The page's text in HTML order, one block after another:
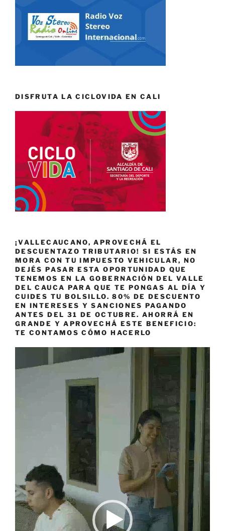
DISFRUTA LA CICLOVIDA EN CALI
¡VALLECAUCANO, APROVECHÁ EL
DESCUENTAZO TRIBUTARIO! SI ESTÁS EN
MORA CON TU IMPUESTO VEHICULAR, NO
DEJÉS PASAR ESTA OPORTUNIDAD QUE
TENEMOS EN LA GOBERNACIÓN DEL VALLE
DEL CAUCA PARA QUE TE PONGAS AL DÍA Y
CUIDES TU BOLSILLO. 80% DE DESCUENTO
EN INTERESES Y SANCIONES PAGANDO
ANTES DEL 31 DE OCTUBRE. AHORRÁ EN
GRANDE Y APROVECHÁ ESTE BENEFICIO:
TE CONTAMOS CÓMO HACERLO